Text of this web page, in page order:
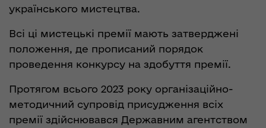
українського мистецтва.
Всі ці мистецькі премії мають затверджені
положення, де прописаний порядок
проведення конкурсу на здобуття премії.
Протягом всього 2023 року організаційно-
методичний супровід присудження всіх
премії здійснювався Державним агентством